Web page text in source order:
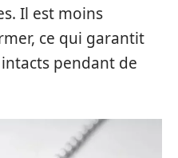
Il est moins
ce qui garantit
pendant de